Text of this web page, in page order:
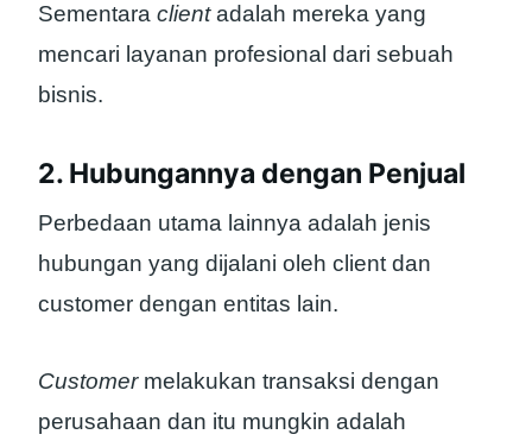
Sementara clientadalah mereka yang
mencari layanan profesional dari sebuah
bisnis.
2. Hubungannya dengan Penjual
Perbedaan utama lainnya adalah jenis
hubungan yang dijalani oleh client dan
customer dengan entitas lain.
Customer melakukan transaksi dengan
perusahaan dan itu mungkin adalah